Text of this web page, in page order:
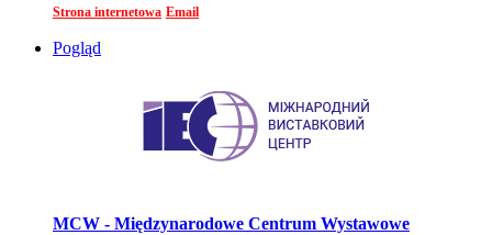
Strona internetowa Email
Pogląd
MCW - Międzynarodowe Centrum Wystawowe